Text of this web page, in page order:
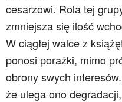
cesarzowi. Rola tej
zmniejsza się ilość
W ciągłej walce z
ponosi porażki, mimo
obrony swych
że ulega ono